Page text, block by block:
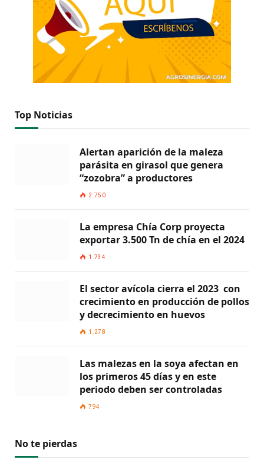
Top Noticias
Alertan aparición de la maleza
parásita en girasol que genera
“zozobra” a productores
2.750
La empresa Chía Corp proyecta
exportar 3.500 Tn de chía en el 2024
1.734
El sector avícola cierra el 2023 con
crecimiento en producción de pollos
y decrecimiento en huevos
1.278
Las malezas en la soya afectan en
los primeros 45 días y en este
periodo deben ser controladas
794
No te pierdas